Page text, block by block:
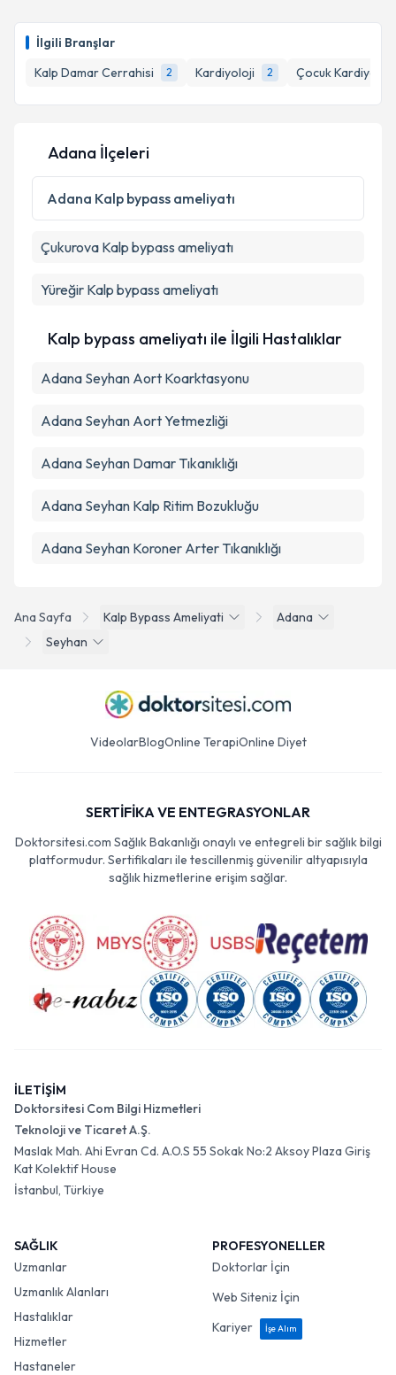
İlgili Branşlar
Kalp Damar Cerrahisi
2 Kardiyoloji 2 Çocuk
takvim hazırlandığında e-posta ile bilgilendireceğiz.
E-posta Adresiniz
Kişisel verilerimin işlenmesine ilişkinAydınlatma
Metni
'ni okudum ve kişisel verilerimin belirtilen
kapsamda işlenmesini kabul ediyorum.
Ana Sayfa Kalp Bypass Ameliyati
Adana
Seyhan
Adana İlçeleri
Adana Kalp bypass ameliyatı
Çukurova Kalp bypass ameliyatı
Yüreğir Kalp bypass ameliyatı
Kalp bypass ameliyatı ile İlgili Hastalıklar
Adana Seyhan Aort Koarktasyonu
Adana Seyhan Aort Yetmezliği
Adana Seyhan Damar Tıkanıklığı
Adana Seyhan Kalp Ritim Bozukluğu
Adana Seyhan Koroner Arter Tıkanıklığı
VideolarBlogOnline TerapiOnline Diyet
SERTİFİKA VE ENTEGRASYONLAR
Doktorsitesi.com Sağlık Bakanlığı onaylı ve entegreli bir sağlık bilgi
platformudur. Sertifikaları ile tescillenmiş güvenilir altyapısıyla
sağlık hizmetlerine erişim sağlar.
İLETİŞİM
Doktorsitesi Com Bilgi Hizmetleri
Teknoloji ve Ticaret A.Ş.
Maslak Mah. Ahi Evran Cd. A.O.S 55 Sokak No:2 Aksoy Plaza Giriş
Kat Kolektif House
İstanbul, Türkiye
SAĞLIK
Uzmanlar
Uzmanlık Alanları
Hastalıklar
Hizmetler
Hastaneler
PROFESYONELLER
Doktorlar İçin
Web Siteniz İçin
Kariyer
İşe Alım